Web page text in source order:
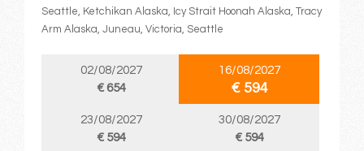
Seattle, Ketchikan Alaska, Icy Strait Hoonah Alaska, Tracy
Arm Alaska, Juneau, Victoria, Seattle
02/08/2027
€ 654
16/08/2027
€ 594
23/08/2027
€ 594
30/08/2027
€ 594